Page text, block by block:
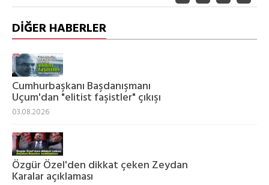
DİĞER HABERLER
Cumhurbaşkanı Başdanışmanı
Uçum'dan "elitist faşistler" çıkışı
03.08.2026
Özgür Özel'den dikkat çeken Zeydan
Karalar açıklaması